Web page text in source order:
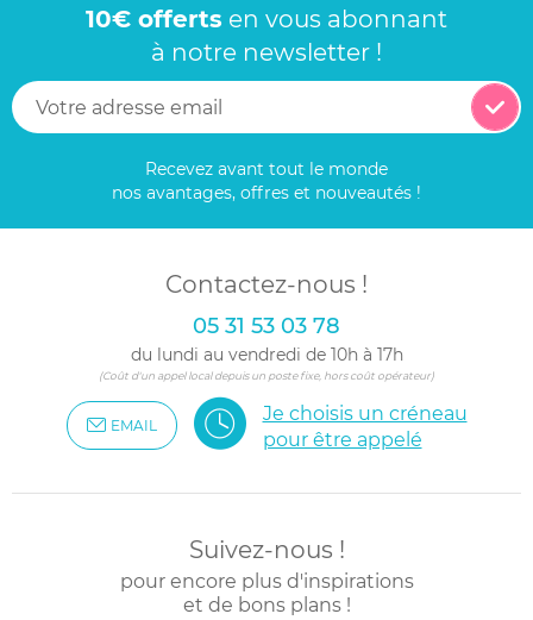
10€ offerts en vous abonnant
à notre newsletter !
Recevez avant tout le monde
nos avantages, offres et nouveautés !
Contactez-nous !
05 31 53 03 78
du lundi au vendredi de 10h à 17h
(Coût d'un appel local depuis un poste fixe, hors coût opérateur)
EMAIL
Je choisis un créneau
pour être appelé
Suivez-nous !
pour encore plus d'inspirations
et de bons plans !